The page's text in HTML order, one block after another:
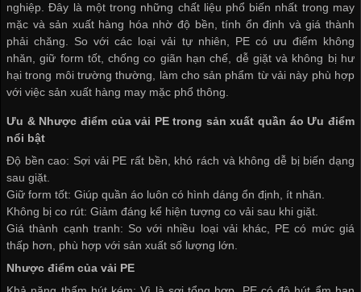
nghiệp. Đây là một trong những chất liệu phổ biến nhất trong may
mặc và sản xuất hàng hóa nhờ độ bền, tính ổn định và giá thành
phải chăng. So với các loại vải tự nhiên, PE có ưu điểm không
nhăn, giữ form tốt, chống co giãn hạn chế, dễ giặt và không bị hư
hại trong môi trường thường, làm cho sản phẩm từ vải này phù hợp
với việc sản xuất hàng may mặc phổ thông.
Ưu & Nhược điểm của vải PE trong sản xuất quần áo Ưu điểm
nổi bật
Độ bền cao: Sợi vải PE rất bền, khó rách và không dễ bị biến dạng
sau giặt.
Giữ form tốt: Giúp quần áo luôn có hình dáng ổn định, ít nhăn.
Không bị co rút: Giảm đáng kể hiện tượng co vải sau khi giặt.
Giá thành cạnh tranh: So với nhiều loại vải khác, PE có mức giá
thấp hơn, phù hợp với sản xuất số lượng lớn.
Nhược điểm của vải PE